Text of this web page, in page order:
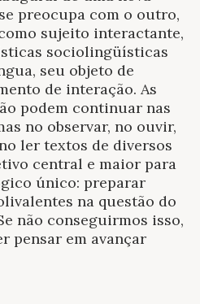
preocupa com o outro,
sujeito interactante,
sociolingüísticas
seu objeto de
de interação. As
podem continuar nas
no observar, no ouvir,
ler textos de diversos
central e maior para
único: preparar
na questão do
não conseguirmos isso,
pensar em avançar